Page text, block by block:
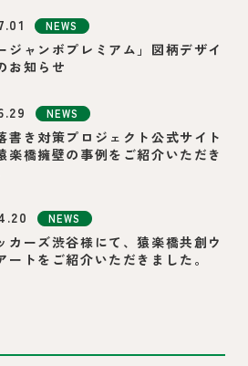
NEWS
ジャンボプレミアム」図柄デザイ
お知らせ
NEWS
書き対策プロジェクト公式サイト
楽橋擁壁の事例をご紹介いただき
NEWS
カーズ渋谷様にて、猿楽橋共創ウ
ートをご紹介いただきました。